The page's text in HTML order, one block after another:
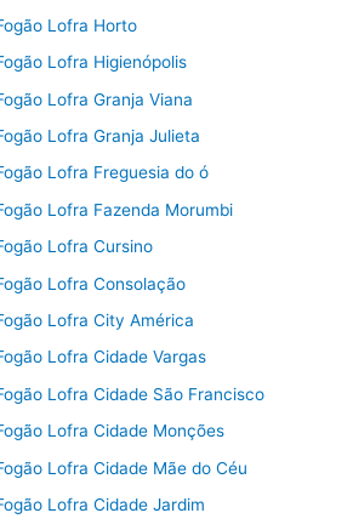
Lofra Horto
Lofra Higienópolis
Lofra Granja Viana
Lofra Granja Julieta
Lofra Freguesia do ó
Lofra Fazenda Morumbi
Lofra Cursino
Lofra Consolação
Lofra City América
Lofra Cidade Vargas
Lofra Cidade São Francisco
Lofra Cidade Monções
Lofra Cidade Mãe do Céu
Lofra Cidade Jardim